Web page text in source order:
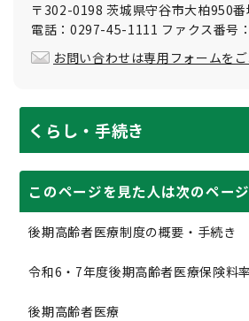
〒302-0198 茨城県守谷市大柏950番
電話：0297-45-1111 ファクス番号
お問い合わせは専用フォームをご
くらし・手続き
このページを見た人は次のペー
後期高齢者医療制度の概要・手続き
令和6・7年度後期高齢者医療保険料率
後期高齢者医療